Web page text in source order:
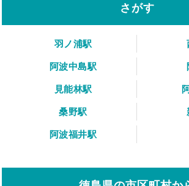
さがす
羽ノ浦駅
阿波中島駅
見能林駅
桑野駅
阿波福井駅